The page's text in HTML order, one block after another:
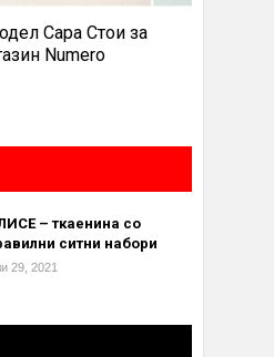
Сара Стои за
Numero
– ткаенина со
ситни набори
29, 2021